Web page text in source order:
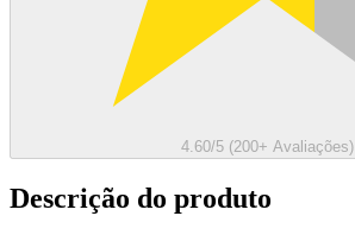
4.60/5 (200+ Avaliações)
Descrição do produto